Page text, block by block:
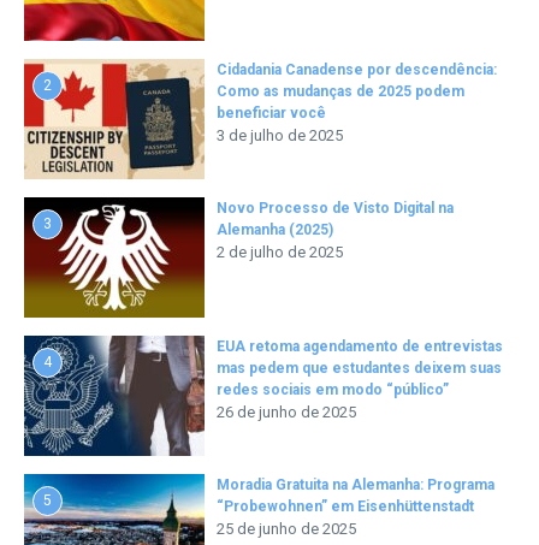
2
Cidadania Canadense por descendência:
Como as mudanças de 2025 podem
beneficiar você
3 de julho de 2025
3
Novo Processo de Visto Digital na
Alemanha (2025)
2 de julho de 2025
4
EUA retoma agendamento de entrevistas
mas pedem que estudantes deixem suas
redes sociais em modo “público”
26 de junho de 2025
5
Moradia Gratuita na Alemanha: Programa
“Probewohnen” em Eisenhüttenstadt
25 de junho de 2025